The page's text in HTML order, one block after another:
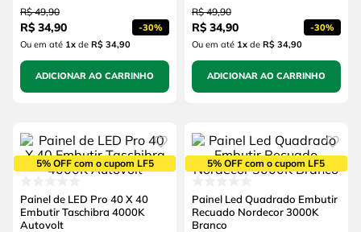
R$ 49,90
R$ 34,90 -30%
Ou em até 1xde R$ 34,90
ADICIONAR AO CARRINHO
R$ 49,90
R$ 34,90 -30%
Ou em até 1xde R$ 34,90
ADICIONAR AO CARRINHO
5% OFF com o cupom LF5
Painel de LED Pro 40 X 40
Embutir Taschibra 4000K
Autovolt
5% OFF com o cupom LF5
Painel Led Quadrado Embutir
Recuado Nordecor 3000K
Branco